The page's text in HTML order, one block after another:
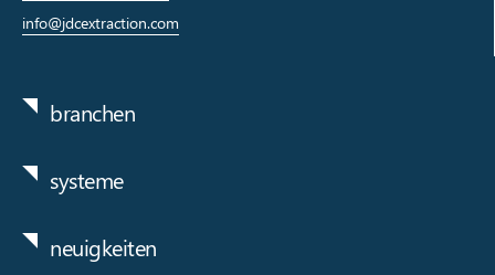
info@jdcextraction.com
branchen
systeme
neuigkeiten